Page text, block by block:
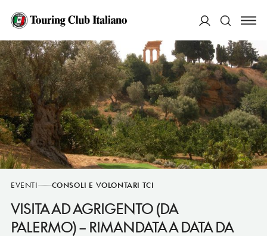
Cerca
EVENTI CONSOLI E VOLONTARI TCI
VISITA AD AGRIGENTO (DA
PALERMO) – RIMANDATA A DATA DA